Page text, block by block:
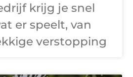
krijg je snel
er speelt, van
verstopping